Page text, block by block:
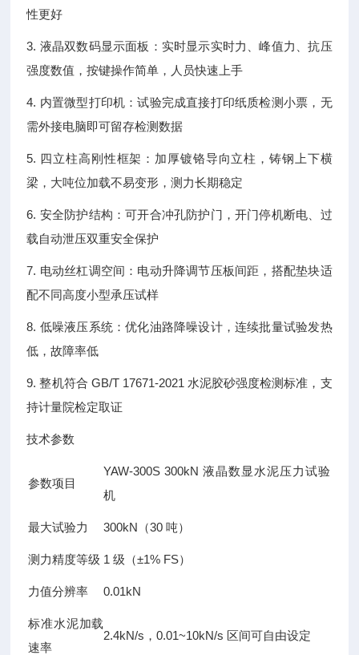
性更好
3. 液晶双数码显示面板：实时显示实时力、峰值力、抗压
强度数值，按键操作简单，人员快速上手
4. 内置微型打印机：试验完成直接打印纸质检测小票，无
需外接电脑即可留存检测数据
5. 四立柱高刚性框架：加厚镀铬导向立柱，铸钢上下横
梁，大吨位加载不易变形，测力长期稳定
6. 安全防护结构：可开合冲孔防护门，开门停机断电、过
载自动泄压双重安全保护
7. 电动丝杠调空间：电动升降调节压板间距，搭配垫块适
配不同高度小型承压试样
8. 低噪液压系统：优化油路降噪设计，连续批量试验发热
低，故障率低
9. 整机符合 GB/T 17671-2021 水泥胶砂强度检测标准，支
持计量院检定取证
技术参数
参数项目
YAW-300S 300kN 液晶数显水泥压力试验
机
最大试验力 300kN（30 吨）
测力精度等级 1 级（±1% FS）
力值分辨率 0.01kN
标准水泥加载
速率
2.4kN/s，0.01~10kN/s 区间可自由设定